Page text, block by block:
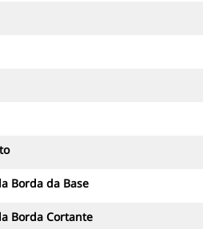
Borda da Base
Borda Cortante